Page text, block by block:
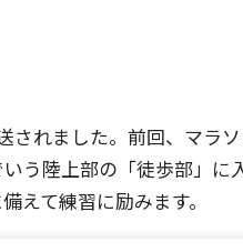
されました。前回、マラ
う陸上部の「徒歩部」に
えて練習に励みます。